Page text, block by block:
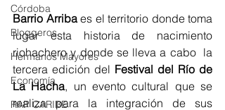
Córdoba
Bloggeros
Hermanos Mayores
Economía
RAP CARIBE
Barrio Arriba es el territorio donde toma
lugar esta historia de nacimiento
riohachero y donde se lleva a cabo  la
tercera edición del Festival del Río de
La Hacha, un evento cultural que se
realiza para la integración de sus